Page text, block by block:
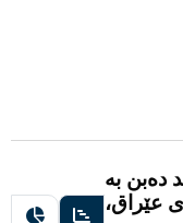
دەبن بە
عێراق،